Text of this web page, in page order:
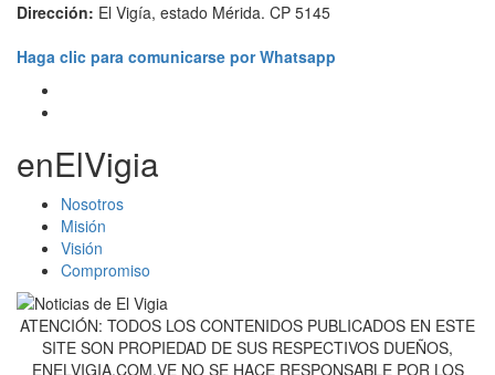
Dirección: El Vigía, estado Mérida. CP 5145
Haga clic para comunicarse por Whatsapp
enElVigia
Nosotros
Misión
Visión
Compromiso
ATENCIÓN: TODOS LOS CONTENIDOS PUBLICADOS EN ESTE
SITE SON PROPIEDAD DE SUS RESPECTIVOS DUEÑOS,
ENELVIGIA.COM.VE NO SE HACE RESPONSABLE POR LOS